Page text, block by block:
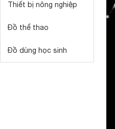
Thiết bị nông nghiệp
Đồ thể thao
Đồ dùng học sinh